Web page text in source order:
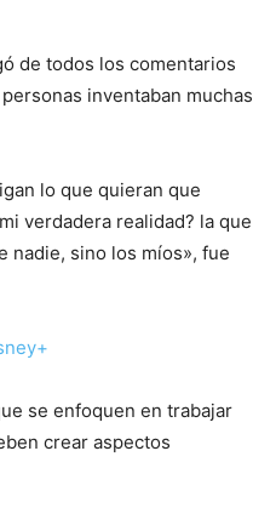
de todos los comentarios
inventaban muchas
lo que quieran que
verdadera realidad? la que
nadie, sino los míos», fue
se enfoquen en trabajar
crear aspectos